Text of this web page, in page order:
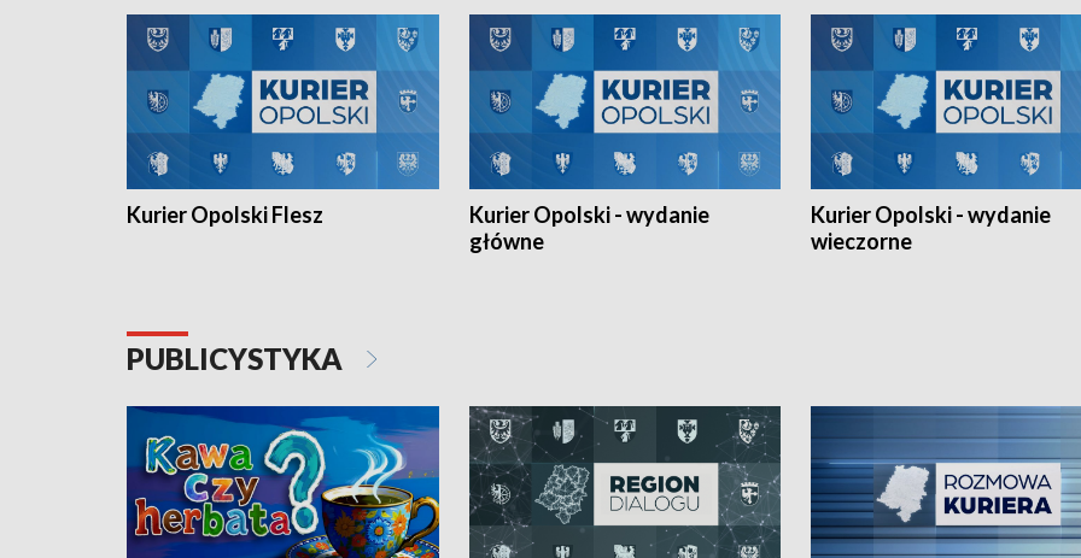
Kurier Opolski Flesz
Kurier Opolski - wydanie
główne
Kurier Opolski - wydanie
wieczorne
PUBLICYSTYKA